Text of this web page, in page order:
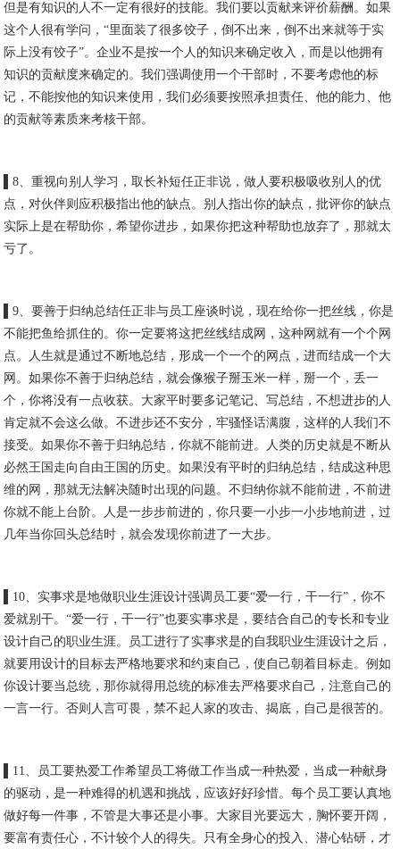
但是有知识的人不一定有很好的技能。我们要以贡献来评价薪酬。如果
这个人很有学问，“里面装了很多饺子，倒不出来，倒不出来就等于实
际上没有饺子”。企业不是按一个人的知识来确定收入，而是以他拥有
知识的贡献度来确定的。我们强调使用一个干部时，不要考虑他的标
记，不能按他的知识来使用，我们必须要按照承担责任、他的能力、他
的贡献等素质来考核干部。
▌8、重视向别人学习，取长补短任正非说，做人要积极吸收别人的优
点，对伙伴则应积极指出他的缺点。别人指出你的缺点，批评你的缺点
实际上是在帮助你，希望你进步，如果你把这种帮助也放弃了，那就太
亏了。
▌9、要善于归纳总结任正非与员工座谈时说，现在给你一把丝线，你是
不能把鱼给抓住的。你一定要将这把丝线结成网，这种网就有一个个网
点。人生就是通过不断地总结，形成一个一个的网点，进而结成一个大
网。如果你不善于归纳总结，就会像猴子掰玉米一样，掰一个，丢一
个，你将没有一点收获。大家平时要多记笔记、写总结，不想进步的人
肯定就不会这么做。不进步还不安分，牢骚怪话满腹，这样的人我们不
接受。如果你不善于归纳总结，你就不能前进。人类的历史就是不断从
必然王国走向自由王国的历史。如果没有平时的归纳总结，结成这种思
维的网，那就无法解决随时出现的问题。不归纳你就不能前进，不前进
你就不能上台阶。人是一步步前进的，你只要一小步一小步地前进，过
几年当你回头总结时，就会发现你前进了一大步。
▌10、实事求是地做职业生涯设计强调员工要“爱一行，干一行”，你不
爱就别干。“爱一行，干一行”也要实事求是，要结合自己的专长和专业
设计自己的职业生涯。员工进行了实事求是的自我职业生涯设计之后，
就要用设计的目标去严格地要求和约束自己，使自己朝着目标走。例如
你设计要当总统，那你就得用总统的标准去严格要求自己，注意自己的
一言一行。否则人言可畏，禁不起人家的攻击、揭底，自己是很苦的。
▌11、员工要热爱工作希望员工将做工作当成一种热爱，当成一种献身
的驱动，是一种难得的机遇和挑战，应该好好珍惜。每个员工要认真地
做好每一件事，不管是大事还是小事。大家目光要远大，胸怀要开阔，
要富有责任心，不计较个人的得失。只有全身心的投入、潜心钻研，才